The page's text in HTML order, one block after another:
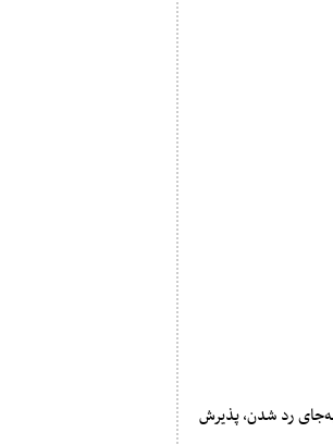
۶ داشته باشید، ممکن است به‌جای رد شدن، پذیرش